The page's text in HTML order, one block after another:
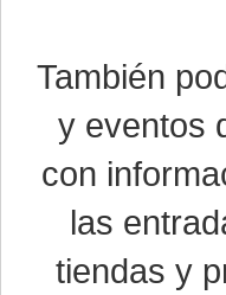
También
y eventos
con
las
tiendas y